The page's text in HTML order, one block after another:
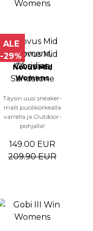
ALE
-29%
Novus Mid
Womens
Täysin uusi sneaker-
malli puolikorkealla
varrella ja Outdoor-
pohjalla!
149.00 EUR
209.90 EUR